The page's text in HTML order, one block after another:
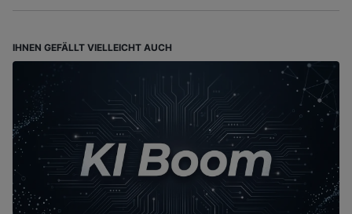
IHNEN GEFÄLLT VIELLEICHT AUCH